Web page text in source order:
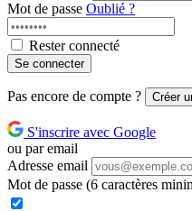
Mot de passe Oublié ?
Rester connecté
Se connecter
Pas encore de compte ? Créer
S'inscrire avec Google
ou par email
Adresse email
Mot de passe (6 caractères